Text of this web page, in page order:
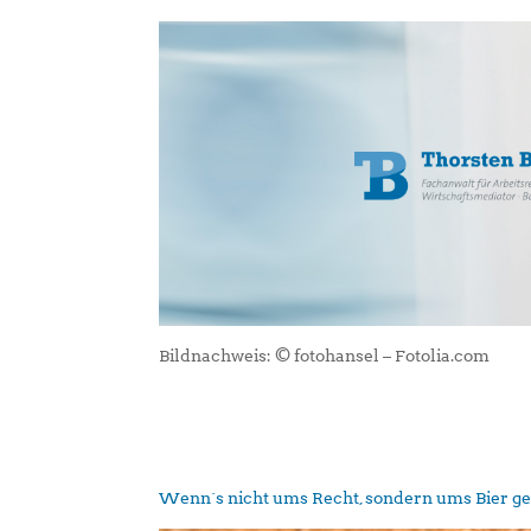
Bildnachweis: © fotohansel – Fotolia.com
Wenn´s nicht ums Recht, sondern ums Bier